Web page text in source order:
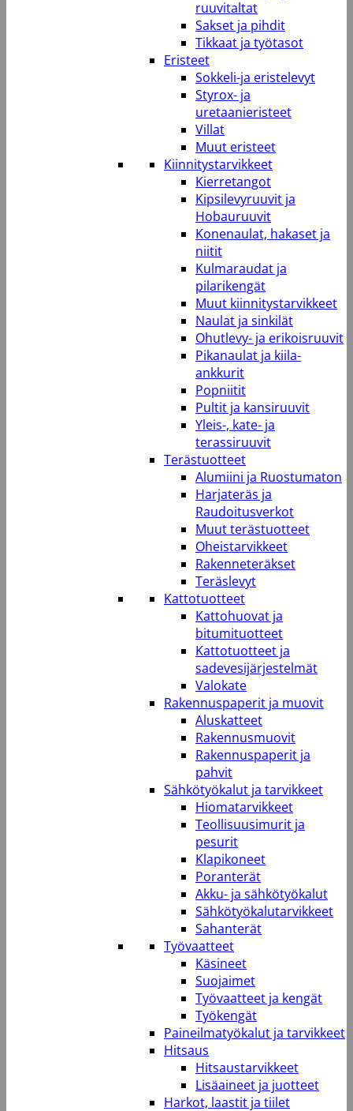
ruuvitaltat
Sakset ja pihdit
Tikkaat ja työtasot
Eristeet
Sokkeli-ja eristelevyt
Styrox- ja
uretaanieristeet
Villat
Muut eristeet
Kiinnitystarvikkeet
Kierretangot
Kipsilevyruuvit ja
Hobauruuvit
Konenaulat, hakaset ja
niitit
Kulmaraudat ja
pilarikengät
Muut kiinnitystarvikkeet
Naulat ja sinkilät
Ohutlevy- ja erikoisruuvit
Pikanaulat ja kiila-
ankkurit
Popniitit
Pultit ja kansiruuvit
Yleis-, kate- ja
terassiruuvit
Terästuotteet
Alumiini ja Ruostumaton
Harjateräs ja
Raudoitusverkot
Muut terästuotteet
Oheistarvikkeet
Rakenneteräkset
Teräslevyt
Kattotuotteet
Kattohuovat ja
bitumituotteet
Kattotuotteet ja
sadevesijärjestelmät
Valokate
Rakennuspaperit ja muovit
Aluskatteet
Rakennusmuovit
Rakennuspaperit ja
pahvit
Sähkötyökalut ja tarvikkeet
Hiomatarvikkeet
Teollisuusimurit ja
pesurit
Klapikoneet
Poranterät
Akku- ja sähkötyökalut
Sähkötyökalutarvikkeet
Sahanterät
Työvaatteet
Käsineet
Suojaimet
Työvaatteet ja kengät
Työkengät
Paineilmatyökalut ja tarvikkeet
Hitsaus
Hitsaustarvikkeet
Lisäaineet ja juotteet
Harkot, laastit ja tiilet